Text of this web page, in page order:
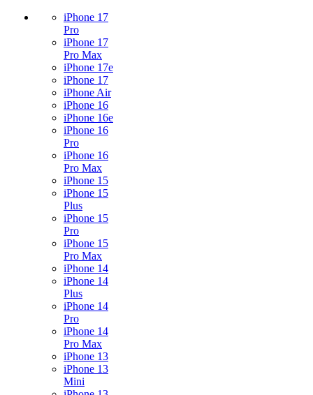
iPhone 17
Pro
iPhone 17
Pro Max
iPhone 17e
iPhone 17
iPhone Air
iPhone 16
iPhone 16e
iPhone 16
Pro
iPhone 16
Pro Max
iPhone 15
iPhone 15
Plus
iPhone 15
Pro
iPhone 15
Pro Max
iPhone 14
iPhone 14
Plus
iPhone 14
Pro
iPhone 14
Pro Max
iPhone 13
iPhone 13
Mini